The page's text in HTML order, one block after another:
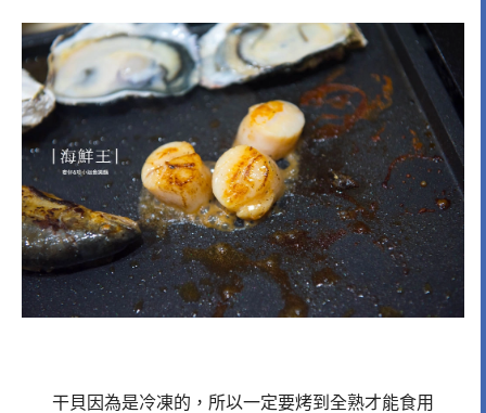
干貝因為是冷凍的，所以一定要烤到全熟才能食用